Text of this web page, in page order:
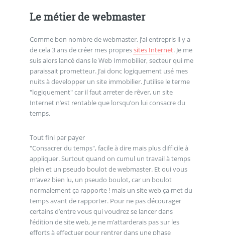
Le métier de webmaster
Comme bon nombre de webmaster, j’ai entrepris il y a
de cela 3 ans de créer mes propressites Internet. Je me
suis alors lancé dans le Web Immobilier, secteur qui me
paraissait prometteur. J’ai donc logiquement usé mes
nuits à developper un site immobilier. J’utilise le terme
"logiquement" car il faut arreter de rêver, un site
Internet n’est rentable que lorsqu’on lui consacre du
temps.
Tout fini par payer
"Consacrer du temps", facile à dire mais plus difficile à
appliquer. Surtout quand on cumul un travail à temps
plein et un pseudo boulot de webmaster. Et oui vous
m’avez bien lu, un pseudo boulot, car un boulot
normalement ça rapporte ! mais un site web ça met du
temps avant de rapporter. Pour ne pas décourager
certains d’entre vous qui voudrez se lancer dans
l’édition de site web, je ne m’attarderais pas sur les
efforts à effectuer pour rentrer dans une phase